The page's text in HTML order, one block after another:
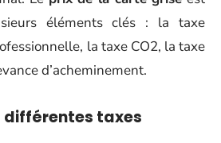
éléments clés : la taxe
la taxe CO2, la taxe
d’acheminement.
différentes taxes